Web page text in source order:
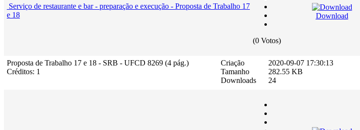
Serviço de restaurante e bar - preparação e execução - Proposta de Trabalho 17
e 18
(0 Votos)
Download
Proposta de Trabalho 17 e 18 - SRB - UFCD 8269 (4 pág.)
Créditos: 1
Criação
Tamanho
Downloads
2020-09-07 17:30:13
282.55 KB
24